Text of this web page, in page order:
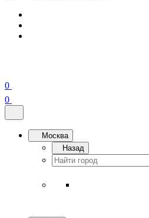
0
0
Москва
Назад